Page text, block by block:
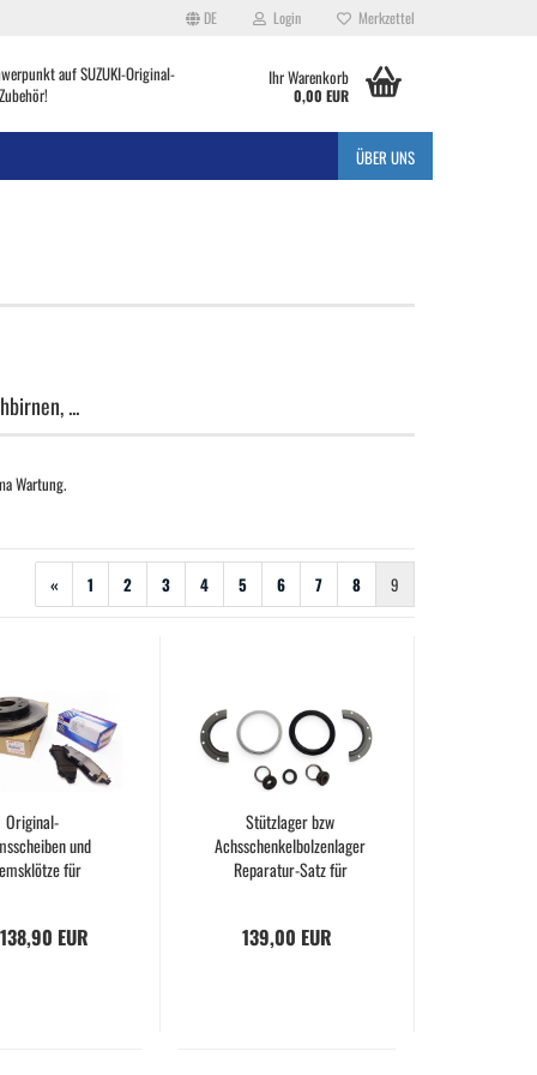
DE Login Merkzettel
auf SUZUKI-Original-
Zubehör!
Ihr Warenkorb
0,00 EUR
ÜBER UNS
...
Wartung.
« 1 2 3 4 5 6 7 8 9
Original-
und
für
EUR
Stützlager bzw
Achsschenkelbolzenlager
Reparatur-Satz für
139,00 EUR